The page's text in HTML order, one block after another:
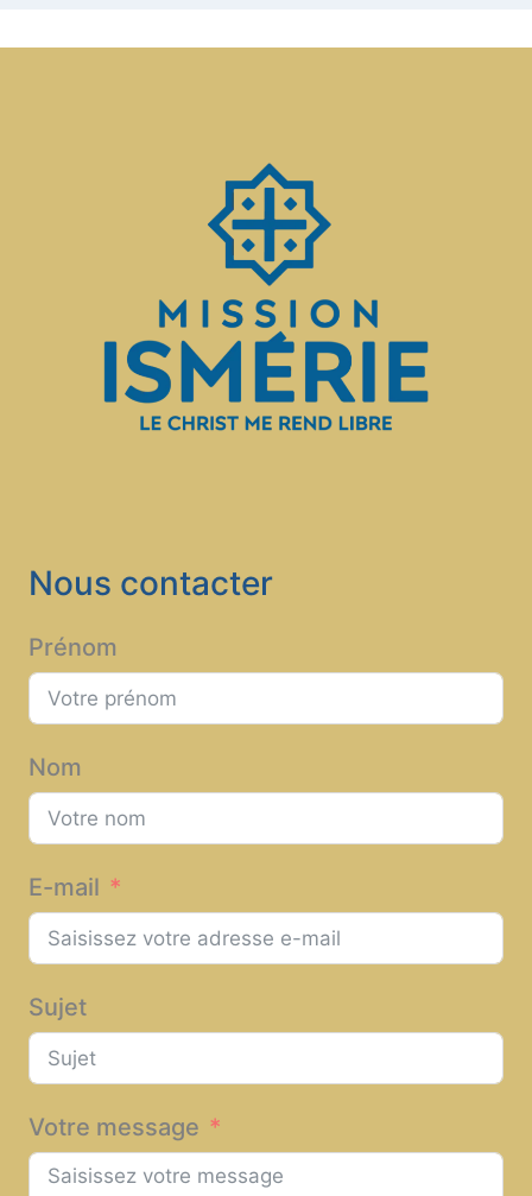
Nous contacter
Prénom
Nom
E-mail
Sujet
Votre message